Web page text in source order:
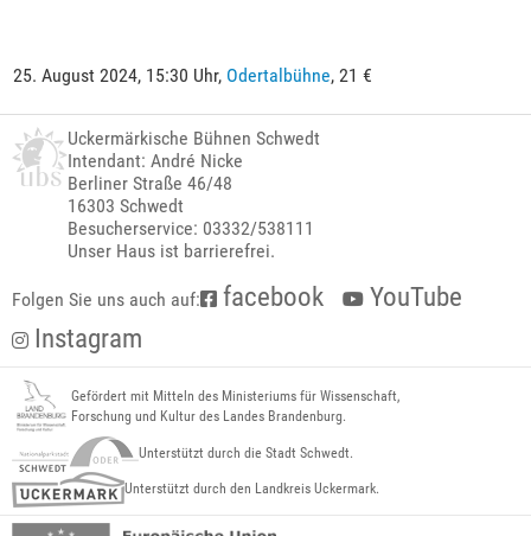
25. August 2024, 15:30 Uhr, Odertalbühne, 21 €
Uckermärkische Bühnen Schwedt
Intendant: André Nicke
Berliner Straße 46/48
16303 Schwedt
Besucherservice: 03332/538111
Unser Haus ist barrierefrei.
Folgen Sie uns auch auf: facebook
YouTube
Instagram
Gefördert mit Mitteln des Ministeriums für Wissenschaft,
Forschung und Kultur des Landes Brandenburg.
Unterstützt durch die Stadt Schwedt.
Unterstützt durch den Landkreis Uckermark.